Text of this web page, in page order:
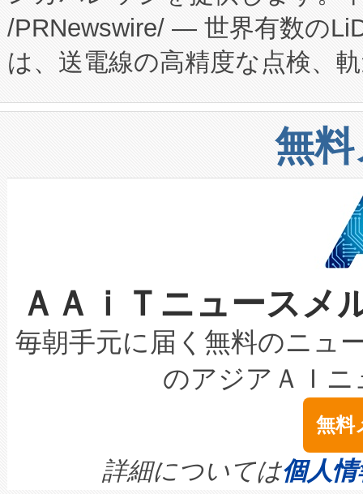
プログラムには、施設設計・
に関する技術移転および知的
構造化トレーニングカリキュ
上げおよび商用化段階におけ
設備整備および立ち上げ調整
加組織は、Enzeneのバイオ
選定された製品について、自
取得できる可能性もあります
設には、3億～4億ドルかか
最高経営責任者（CEO）であ
す。「当社のfully-connected
ームを利用すれば、6,000万
きます。この効率性は、フェ
た。 Voltaiq独自のAI搭載プラ
定、統合、導入、運用に至る
安全性を追跡し、確保する事
増加しているデータセンター
る電力網に大きな負担をかけ
事業者の負担軽減という課題
系統連系を迅速にし、ピーク
限を超えて利用可能な電力容
持できるよう貢献します。こ
ービスレベル契約（SLA）違
テリー性能の劣化によるダウ
念は、現在データセンターが
ます。 Voltaiq provides a
quality and reliability for AI
/PRNewswire/ — 世界有数の
は、送電線の高精度な点検、
や穀物倉庫におけるバルク材
リューション「Avia 2」を発
したAvia 2は、1,000メート
狭視野のFOVを切り替えるこ
ケーブル、枝などの細かな対
なレーザースポットにより、
な環境下でも豊かなディテー
キロメートル範囲を検出
LiDAR for Inspections,
は1535 nmレーザーを搭載。
イズの小径化を実現すること
す。ノーマルモードでは、
無
ＡＡｉＴニュース
毎朝手元に届く無料のニュ
のアジアＡＩ
無料
詳細については個人